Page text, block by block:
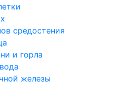
средостения
и горла
железы